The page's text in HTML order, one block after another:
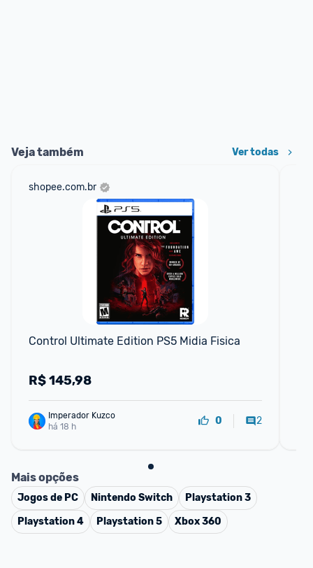
Veja também Ver todas
shopee.com.br
Control Ultimate Edition PS5 Midia Fisica
R$145,98
Imperador Kuzco
há 18 h
0 2
Mais opções
Jogos de PC Nintendo Switch
Playstation 3
Playstation 4
Playstation 5 Xbox 360